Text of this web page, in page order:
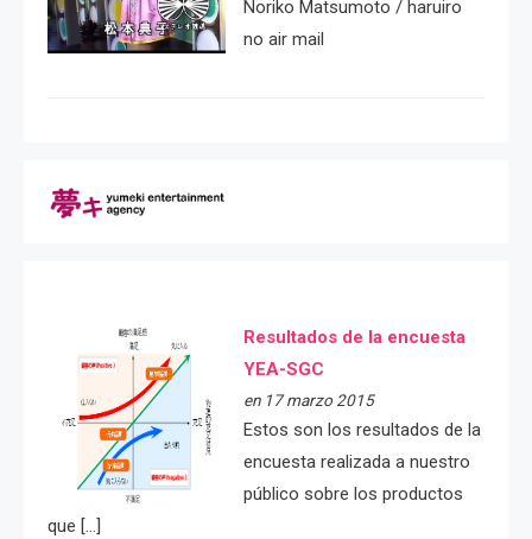
Noriko Matsumoto / haruiro
no air mail
Resultados de la encuesta
YEA-SGC
en 17 marzo 2015
Estos son los resultados de la
encuesta realizada a nuestro
público sobre los productos
que […]